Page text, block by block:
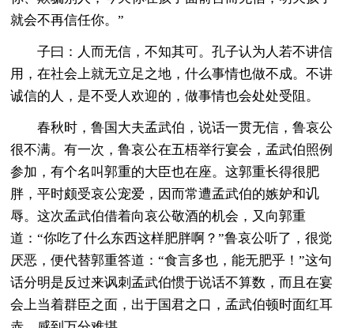
就会不再信任你。”
子曰：人而无信，不知其可。孔子认为人若不讲信
用，在社会上就无立足之地，什么事情也做不成。不讲
诚信的人，是不受人欢迎的，做事情也会处处受阻。
春秋时，鲁国大夫孟武伯，说话一贯无信，鲁哀公
很不满。有一次，鲁哀公在五梧举行宴会，孟武伯照例
参加，有个名叫郭重的大臣也在座。这郭重长得很肥
胖，平时颇受哀公宠爱，因而常遭孟武伯的嫉妒和讥
辱。这次孟武伯借着向哀公敬酒的机会，又向郭重
道：“你吃了什么东西这样肥胖啊？”鲁哀公听了，很觉
厌恶，便代替郭重答道：“食言多也，能无肥乎！”这句
话分明是反过来讽刺孟武伯惯于说话不算数，而且在宴
会上当着群臣之面，出于国君之口，孟武伯顿时面红耳